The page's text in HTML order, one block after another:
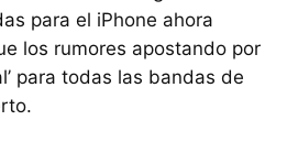
para el iPhone ahora
los rumores apostando por
para todas las bandas de